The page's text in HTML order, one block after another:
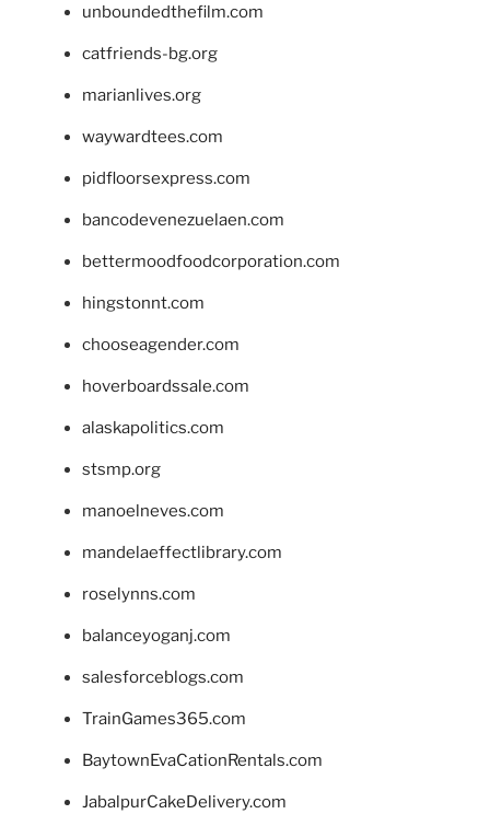
unboundedthefilm.com
catfriends-bg.org
marianlives.org
waywardtees.com
pidfloorsexpress.com
bancodevenezuelaen.com
bettermoodfoodcorporation.com
hingstonnt.com
chooseagender.com
hoverboardssale.com
alaskapolitics.com
stsmp.org
manoelneves.com
mandelaeffectlibrary.com
roselynns.com
balanceyoganj.com
salesforceblogs.com
TrainGames365.com
BaytownEvaCationRentals.com
JabalpurCakeDelivery.com